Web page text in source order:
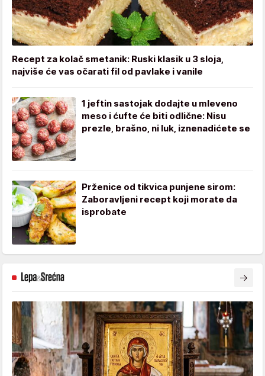
Recept za kolač smetanik: Ruski klasik u 3 sloja,
najviše će vas očarati fil od pavlake i vanile
1 jeftin sastojak dodajte u mleveno
meso i ćufte će biti odlične: Nisu
prezle, brašno, ni luk, iznenadićete se
Prženice od tikvica punjene sirom:
Zaboravljeni recept koji morate da
isprobate